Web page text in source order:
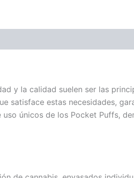
y la calidad suelen ser las
satisface estas necesidades,
únicos de los Pocket Puffs,